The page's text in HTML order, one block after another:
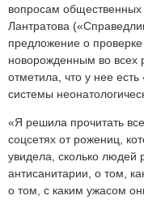
вопросам
Лантратова
предложение о
новорожденным во всех
отметила, что у нее
системы
«Я решила прочитать
соцсетях от рожениц,
увидела, сколько людей
антисанитарии, о том,
о том, с каким ужасом